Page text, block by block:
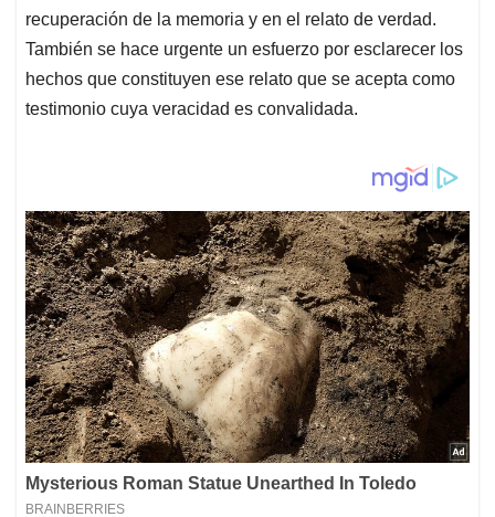
recuperación de la memoria y en el relato de verdad.
También se hace urgente un esfuerzo por esclarecer los
hechos que constituyen ese relato que se acepta como
testimonio cuya veracidad es convalidada.